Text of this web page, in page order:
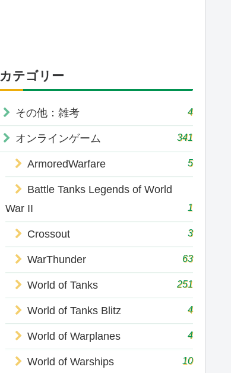
カテゴリー
その他：雑考 4
オンラインゲーム 341
ArmoredWarfare 5
Battle Tanks Legends of World
War II
1
Crossout 3
WarThunder 63
World of Tanks 251
World of Tanks Blitz 4
World of Warplanes 4
World of Warships 10